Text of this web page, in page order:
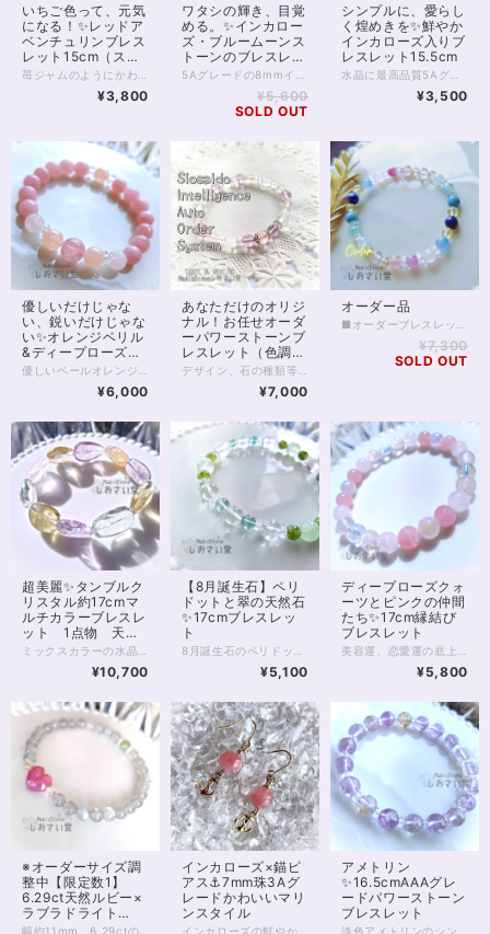
いちご色って、元気
になる！✨レッドア
ベンチュリンブレス
レット15cm（スト
ロベリークォーツ）
¥3,800
ワタシの輝き、目覚
める。✨インカロー
ズ・ブルームーンス
トーンのブレスレッ
ト16.5cm
¥5,600
SOLD OUT
シンプルに、愛らし
く煌めきを✨鮮やか
インカローズ入りブ
レスレット15.5cm
¥3,500
優しいだけじゃな
い、鋭いだけじゃな
い✨オレンジベリル
&ディープローズク
ォーツのブレスレッ
¥6,000
あなただけのオリジ
ナル！お任せオーダ
ーパワーストーンブ
レスレット（色調選
択可）
¥7,000
オーダー品
¥7,300
SOLD OUT
超美麗✨タンブルク
リスタル約17cmマ
ルチカラーブレスレ
ット 1点物 天然
水晶
¥10,700
【8月誕生石】ペリ
ドットと翠の天然石
✨17cmブレスレッ
ト
¥5,100
ディープローズクォ
ーツとピンクの仲間
たち✨17cm縁結び
ブレスレット
¥5,800
※オーダーサイズ調
整中【限定数1】
6.29ct天然ルビー×
ラブラドライト
✨17cmパワースト
インカローズ×錨ピ
アス⚓7mm珠3Aグ
レードかわいいマリ
ンスタイル
アメトリン
✨16.5cmAAAグレ
ードパワーストーン
ブレスレット